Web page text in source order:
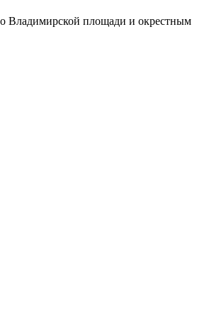
Владимирской площади и окрестным